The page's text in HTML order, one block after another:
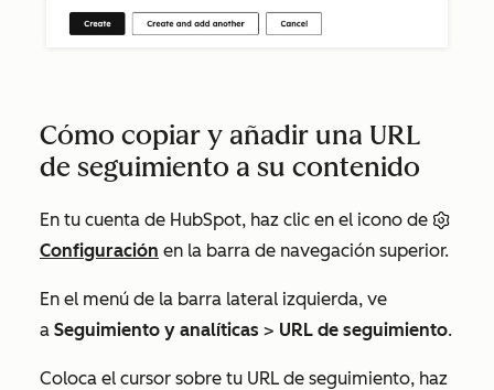
Cómo copiar y añadir una URL
de seguimiento a su contenido
En tu cuenta de HubSpot, haz clic en el icono de
Configuración en la barra de navegación superior.
En el menú de la barra lateral izquierda, ve
a Seguimiento y analíticas > URL de seguimiento.
Coloca el cursor sobre tu URL de seguimiento, haz